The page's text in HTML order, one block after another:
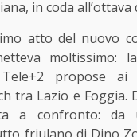
in coda
atto del nuovo
moltissimo:
propose ai
tra Lazio e Foggia.
a confronto: da